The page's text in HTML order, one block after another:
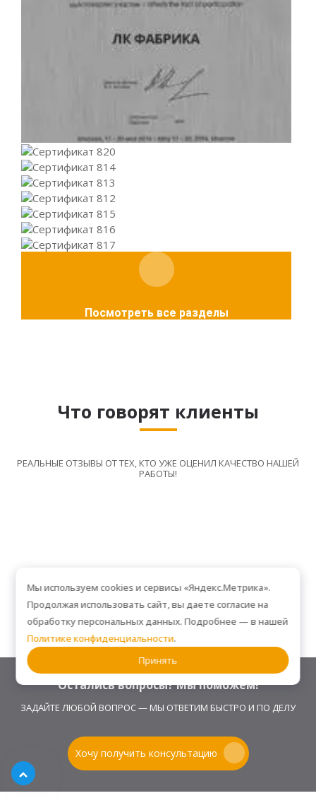
Посмотреть все разделы
Что говорят клиенты
РЕАЛЬНЫЕ ОТЗЫВЫ ОТ ТЕХ, КТО УЖЕ ОЦЕНИЛ КАЧЕСТВО НАШЕЙ
РАБОТЫ!
Остались вопросы? Мы поможем!
ЗАДАЙТЕ ЛЮБОЙ ВОПРОС — МЫ ОТВЕТИМ БЫСТРО И ПО ДЕЛУ
Хочу получить консультацию
Мы используем cookies и сервисы «Яндекс.Метрика».
Продолжая использовать сайт, вы даете согласие на
обработку персональных данных. Подробнее — в нашей
Политике конфиденциальности.
Принять